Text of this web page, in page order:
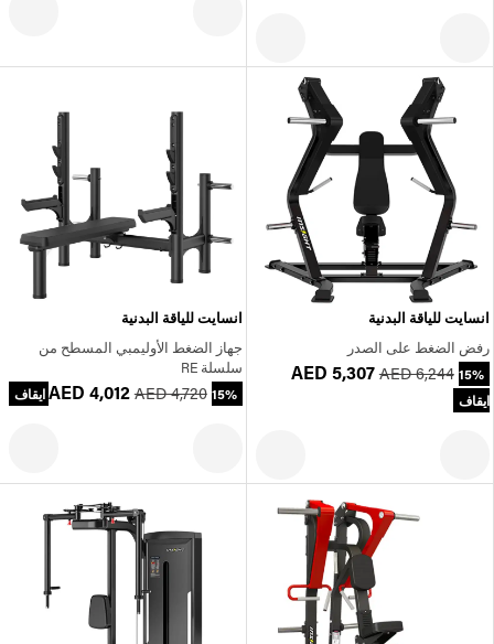
انسايت للياقة البدنية
رفض الضغط على الصدر
AED 5,307 AED 6,244 15%
ايقاف
انسايت للياقة البدنية
جهاز الضغط الأوليمبي المسطح من
سلسلة RE
AED 4,012 AED 4,720 15% ايقاف